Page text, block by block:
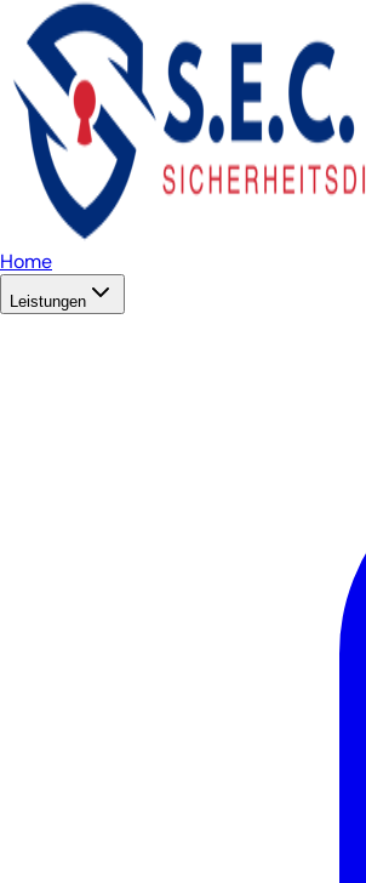
Home
Leistungen